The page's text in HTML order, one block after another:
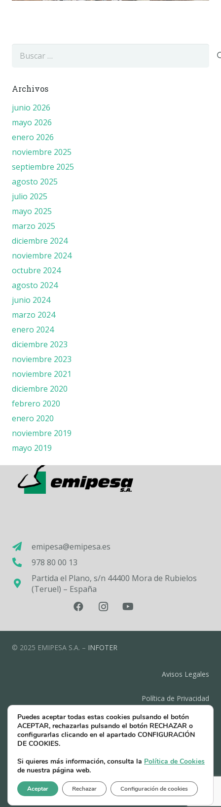
Archivos
junio 2026
mayo 2026
enero 2026
noviembre 2025
septiembre 2025
agosto 2025
julio 2025
mayo 2025
marzo 2025
diciembre 2024
noviembre 2024
octubre 2024
agosto 2024
junio 2024
marzo 2024
enero 2024
diciembre 2023
noviembre 2023
noviembre 2021
diciembre 2020
febrero 2020
enero 2020
noviembre 2019
mayo 2019
emipesa@emipesa.es
978 80 00 13
Partida el Plano, s/n 44400 Mora de Rubielos
(Teruel) – España
© 2025 EMIPESA S.A. – INFOTER
Avisos Legales
Política de Privacidad
Política de Cookies
Canal ético
Puedes aceptar todas estas cookies pulsando el botón
ACEPTAR, rechazarlas pulsando el botón RECHAZAR o
configurarlas clicando en el apartado CONFIGURACIÓN
DE COOKIES.
Si quieres más información, consulta la Política de Cookies
de nuestra página web.
Aceptar Rechazar Configuración de cookies